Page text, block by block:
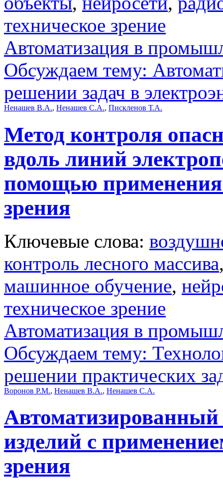
техническое зрение
Автоматизация в
Обсуждаем тему:
решении задач в
Ненашев В.А., Ненашев С.А., Пискленов Т.А.
Метод контроля
вдоль линий
помощью применения
зрения
Ключевые слова:
контроль лесного массива
машинное обучение,
техническое зрение
Автоматизация в
Обсуждаем тему:
решении практических
Воронов Р.М., Ненашев В.А., Ненашев С.А.
Автоматизированный
изделий с
зрения